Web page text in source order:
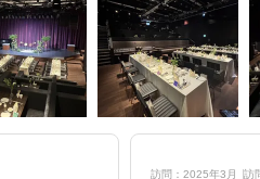
訪問：2025年3月 訪